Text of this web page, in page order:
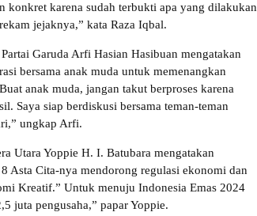
konkret karena sudah terbukti apa yang dilakukan
jejaknya,” kata Raza Iqbal.
Garuda Arfi Hasian Hasibuan mengatakan
bersama anak muda untuk memenangkan
anak muda, jangan takut berproses karena
Saya siap berdiskusi bersama teman-teman
ungkap Arfi.
Utara Yoppie H. I. Batubara mengatakan
Asta Cita-nya mendorong regulasi ekonomi dan
Kreatif.” Untuk menuju Indonesia Emas 2024
juta pengusaha,” papar Yoppie.